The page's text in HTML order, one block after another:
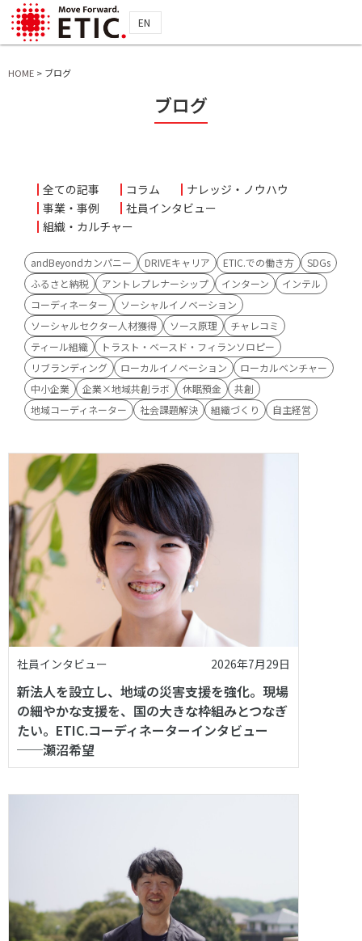
EN
HOME > ブログ
ブログ
全ての記事 コラム
ナレッジ・ノウハウ
事業・事例
社員インタビュー
組織・カルチャー
andBeyondカンパニー DRIVEキャリア ETIC.での働き方
SDGs
ふるさと納税
アントレプレナーシップ インターン
インテル
コーディネーター
ソーシャルイノベーション
ソーシャルセクター人材獲得
ソース原理
チャレコミ
ティール組織
トラスト・ベースド・フィランソロピー
リブランディング
ローカルイノベーション
ローカルベンチャー
中小企業
企業×地域共創ラボ 休眠預金
共創
地域コーディネーター
社会課題解決 組織づくり 自主経営
社員インタビュー 2026年7月29日
新法人を設立し、地域の災害支援を強化。現場
の細やかな支援を、国の大きな枠組みとつなぎ
たい。ETIC.コーディネーターインタビュー
──瀬沼希望